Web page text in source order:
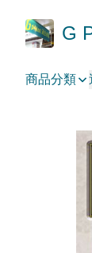
G
商品分類